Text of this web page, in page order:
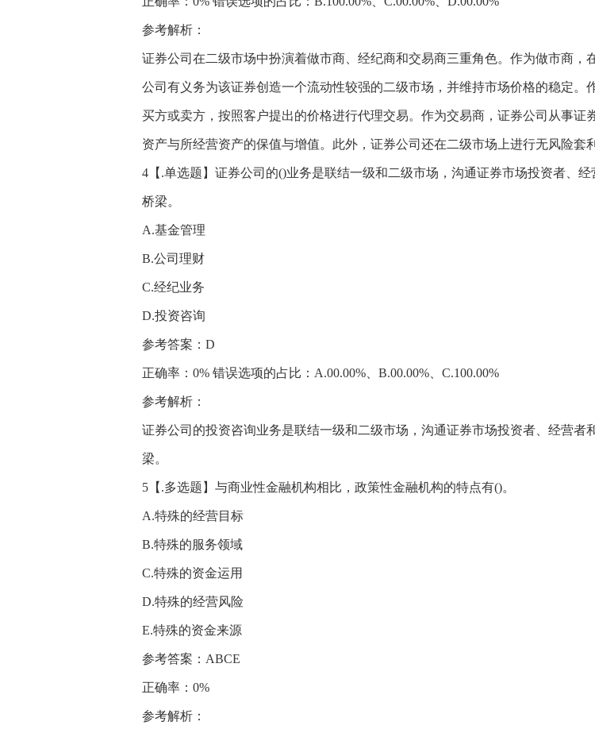
参考解析：
证券公司在二级市场中扮演着做市商、经纪商和交易商三重角色。作为做市商，
公司有义务为该证券创造一个流动性较强的二级市场，并维持市场价格的稳定。
买方或卖方，按照客户提出的价格进行代理交易。作为交易商，证券公司从事证
资产与所经营资产的保值与增值。此外，证券公司还在二级市场上进行无风险套
4【.单选题】证券公司的()业务是联结一级和二级市场，沟通证券市场投资者、
桥梁。
A.基金管理
B.公司理财
C.经纪业务
D.投资咨询
参考答案：D
正确率：0% 错误选项的占比：A.00.00%、B.00.00%、C.100.00%
参考解析：
证券公司的投资咨询业务是联结一级和二级市场，沟通证券市场投资者、经营者
梁。
5【.多选题】与商业性金融机构相比，政策性金融机构的特点有()。
A.特殊的经营目标
B.特殊的服务领域
C.特殊的资金运用
D.特殊的经营风险
E.特殊的资金来源
参考答案：ABCE
正确率：0%
参考解析：